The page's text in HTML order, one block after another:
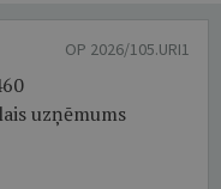
OP 2026/105.URI1
uzņēmums